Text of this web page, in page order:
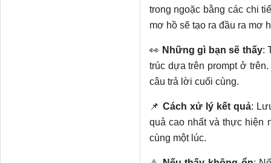
trong ngoặc bằng các chi
mơ hồ sẽ tạo ra đầu ra mơ
👀 Những gì bạn sẽ thấy:
trúc dựa trên prompt ở
câu trả lời cuối cùng.
📌 Cách xử lý kết quả:
quả cao nhất và thực hiện
cùng một lúc.